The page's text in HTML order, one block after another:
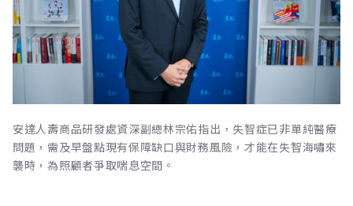
安達人壽商品研發處資深副總林宗佑指出，失智症已非單純醫療
問題，需及早盤點現有保障缺口與財務風險，才能在失智海嘯來
襲時，為照顧者爭取喘息空間。